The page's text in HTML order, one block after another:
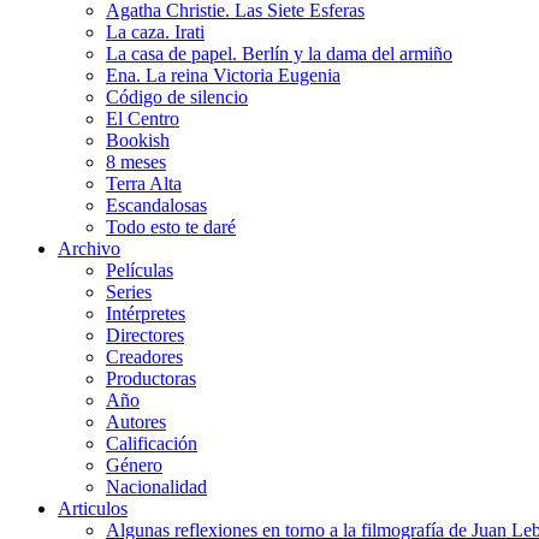
Agatha Christie. Las Siete Esferas
La caza. Irati
La casa de papel. Berlín y la dama del armiño
Ena. La reina Victoria Eugenia
Código de silencio
El Centro
Bookish
8 meses
Terra Alta
Escandalosas
Todo esto te daré
Archivo
Películas
Series
Intérpretes
Directores
Creadores
Productoras
Año
Autores
Calificación
Género
Nacionalidad
Articulos
Algunas reflexiones en torno a la filmografía de Juan